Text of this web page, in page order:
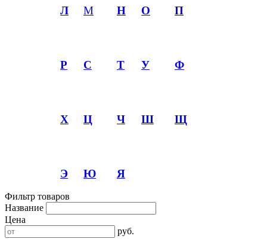
Л М Н О П
Р С Т У Ф
Х Ц Ч Ш Щ
Э Ю Я
Фильтр товаров
Название
Цена
руб.